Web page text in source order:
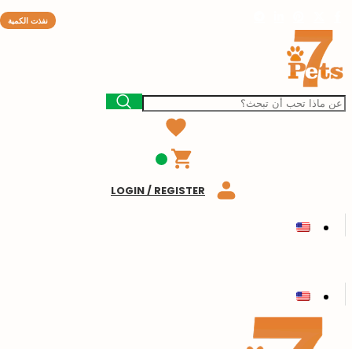
LOGIN / REGISTER
نفذت الكمية